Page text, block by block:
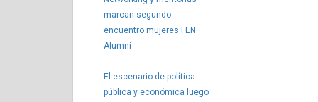
marcan segundo
encuentro mujeres FEN
Alumni
El escenario de política
pública y económica luego